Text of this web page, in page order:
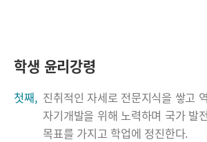
학생 윤리강령
첫째, 진취적인 자세로 전문지식을 쌓고
자기개발을 위해 노력하며 국가 발
목표를 가지고 학업에 정진한다.